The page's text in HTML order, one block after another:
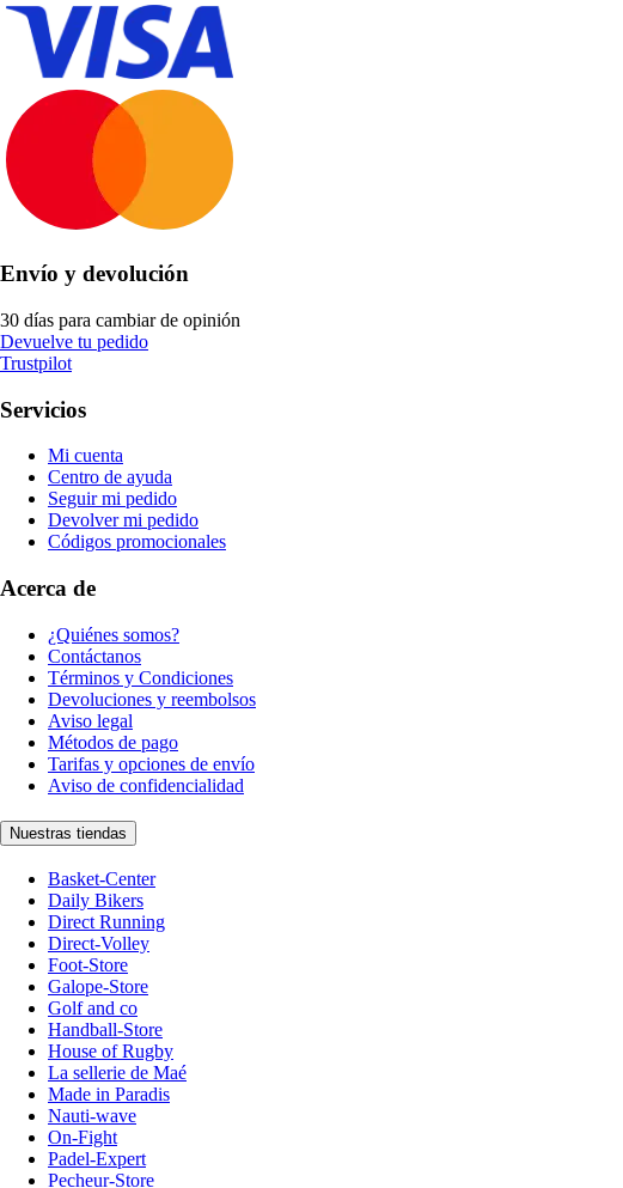
Envío y devolución
30 días para cambiar de opinión
Devuelve tu pedido
Trustpilot
Servicios
Mi cuenta
Centro de ayuda
Seguir mi pedido
Devolver mi pedido
Códigos promocionales
Acerca de
¿Quiénes somos?
Contáctanos
Términos y Condiciones
Devoluciones y reembolsos
Aviso legal
Métodos de pago
Tarifas y opciones de envío
Aviso de confidencialidad
Nuestras tiendas
Basket-Center
Daily Bikers
Direct Running
Direct-Volley
Foot-Store
Galope-Store
Golf and co
Handball-Store
House of Rugby
La sellerie de Maé
Made in Paradis
Nauti-wave
On-Fight
Padel-Expert
Pecheur-Store